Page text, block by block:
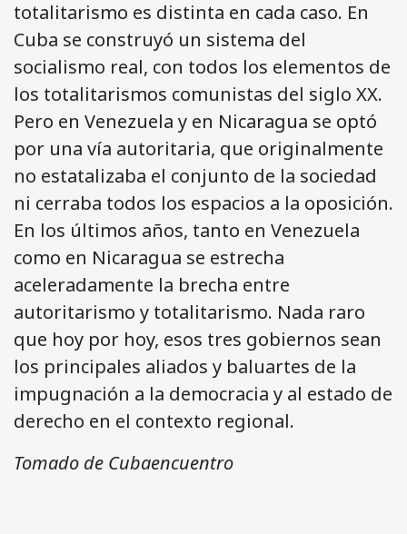
totalitarismo es distinta en cada caso. En
Cuba se construyó un sistema del
socialismo real, con todos los elementos de
los totalitarismos comunistas del siglo XX.
Pero en Venezuela y en Nicaragua se optó
por una vía autoritaria, que originalmente
no estatalizaba el conjunto de la sociedad
ni cerraba todos los espacios a la oposición.
En los últimos años, tanto en Venezuela
como en Nicaragua se estrecha
aceleradamente la brecha entre
autoritarismo y totalitarismo. Nada raro
que hoy por hoy, esos tres gobiernos sean
los principales aliados y baluartes de la
impugnación a la democracia y al estado de
derecho en el contexto regional.
Tomado de Cubaencuentro